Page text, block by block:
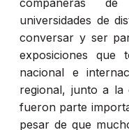
compañeras
universidades de
conversar y ser
exposiciones que
nacional e
regional, junto a la
fueron parte
pesar de que